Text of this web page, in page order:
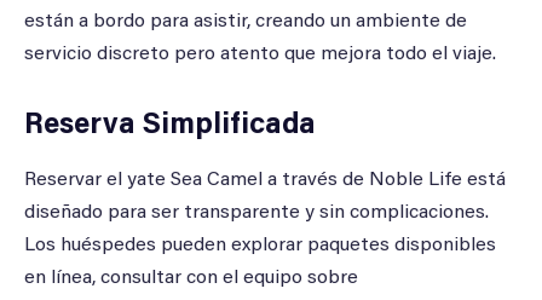
están a bordo para asistir, creando un ambiente de
servicio discreto pero atento que mejora todo el viaje.
Reserva Simplificada
Reservar el yate Sea Camel a través de Noble Life está
diseñado para ser transparente y sin complicaciones.
Los huéspedes pueden explorar paquetes disponibles
en línea, consultar con el equipo sobre